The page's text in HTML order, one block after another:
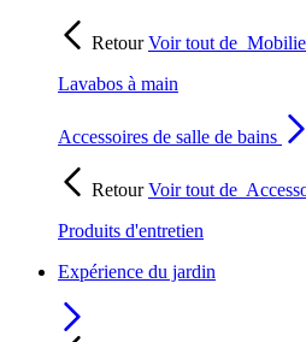
RetourVoir tout de
Lavabos à main
Accessoires de salle de bains
RetourVoir tout de
Produits d'entretien
Expérience du jardin